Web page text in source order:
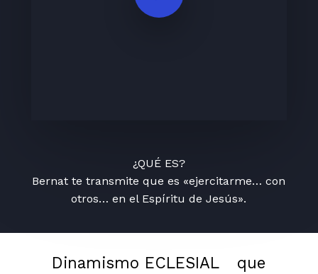
¿QUÉ ES?
Bernat te transmite que es «ejercitarme… con
otros… en el Espíritu de Jesús».
Dinamismo ECLESIAL
que